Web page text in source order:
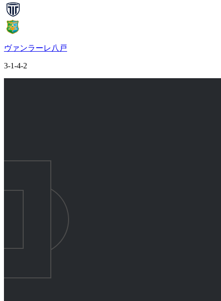
ヴァンラーレ八戸
3-1-4-2